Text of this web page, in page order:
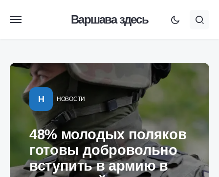
Варшава здесь
Н НОВОСТИ
48% молодых поляков
готовы добровольно
вступить в армию в